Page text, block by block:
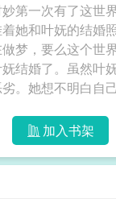
第一次有了这
她和叶妩的结婚
梦，要么这个
结婚了。虽然叶
。她想不明白自
“我说是你先喊
[娱乐圈]》谢止
在上节目之前没
们在节目中同框
加入书架